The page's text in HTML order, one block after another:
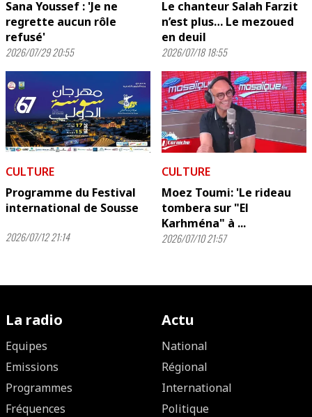
Sana Youssef : 'Je ne
regrette aucun rôle
refusé'
2026/07/29 20:55
Le chanteur Salah Farzit
n’est plus… Le mezoued
en deuil
2026/07/18 18:55
CULTURE
Programme du Festival
international de Sousse
2026/07/12 21:14
CULTURE
Moez Toumi: 'Le rideau
tombera sur "El
Karhména" à ...
2026/07/10 21:57
La radio
Equipes
Emissions
Programmes
Fréquences
Actu
National
Régional
International
Politique